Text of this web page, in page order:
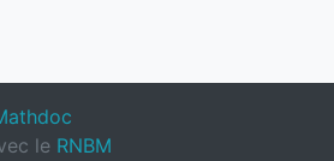
le RNBM